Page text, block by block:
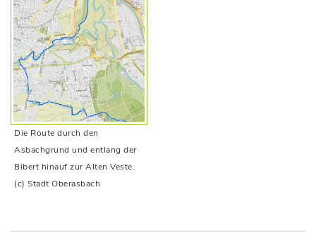
Die Route durch den
Asbachgrund und entlang der
Bibert hinauf zur Alten Veste.
(c) Stadt Oberasbach